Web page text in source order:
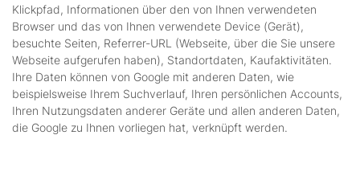
Klickpfad, Informationen über den von Ihnen verwendeten
Browser und das von Ihnen verwendete Device (Gerät),
besuchte Seiten, Referrer-URL (Webseite, über die Sie unsere
Webseite aufgerufen haben), Standortdaten, Kaufaktivitäten.
Ihre Daten können von Google mit anderen Daten, wie
beispielsweise Ihrem Suchverlauf, Ihren persönlichen Accounts,
Ihren Nutzungsdaten anderer Geräte und allen anderen Daten,
die Google zu Ihnen vorliegen hat, verknüpft werden.